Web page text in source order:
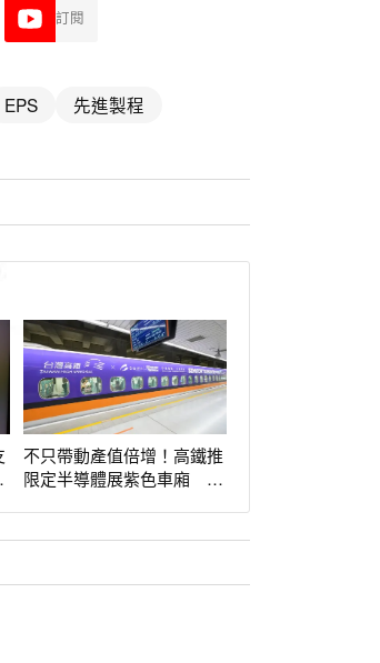
訂閱
EPS 先進製程
不只帶動產值倍增！高鐵推
限定半導體展紫色車廂 新